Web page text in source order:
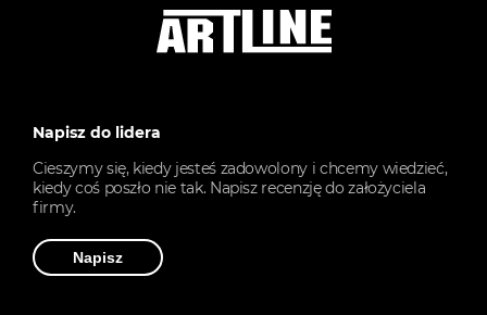
Napisz do lidera
Cieszymy się, kiedy jesteś zadowolony i chcemy wiedzieć,
kiedy coś poszło nie tak. Napisz recenzję do założyciela
firmy.
Napisz